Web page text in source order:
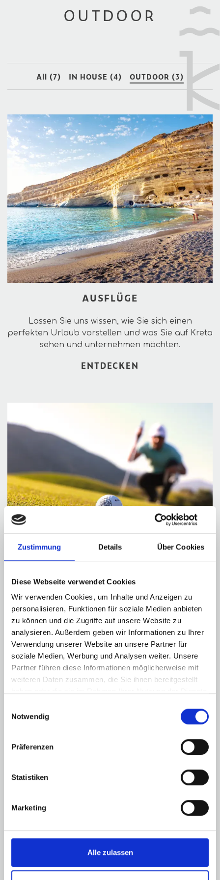
Zustimmung Details Über Cookies
Diese Webseite verwendet Cookies
Wir verwenden Cookies, um Inhalte und Anzeigen zu
personalisieren, Funktionen für soziale Medien anbieten
zu können und die Zugriffe auf unsere Website zu
analysieren. Außerdem geben wir Informationen zu Ihrer
Verwendung unserer Website an unsere Partner für
soziale Medien, Werbung und Analysen weiter. Unsere
Partner führen diese Informationen möglicherweise mit
weiteren Daten zusammen, die Sie ihnen bereitgestellt
Notwendig
Präferenzen
Statistiken
Marketing
Alle zulassen
OUTDOOR
All (7) IN HOUSE (4) OUTDOOR (3)
AUSFLÜGE
Lassen Sie uns wissen, wie Sie sich einen
perfekten Urlaub vorstellen und was Sie auf Kreta
sehen und unternehmen möchten.
ENTDECKEN
THE CRETE GOLF CLUB
Nur eine kurze Autofahrt vom Paralos Kosta
Alímia entfernt bietet der Crete Golf Club ein
außergewöhnliches Golferlebnis auf dem einzigen
18-Loch-Signature-Golfplatz der Insel.
ENTDECKEN